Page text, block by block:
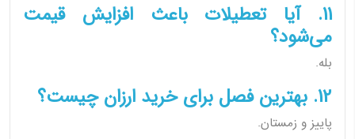
11. آیا تعطیلات باعث افزایش قیمت
می‌شود؟
بله.
12. بهترین فصل برای خرید ارزان چیست؟
پاییز و زمستان.